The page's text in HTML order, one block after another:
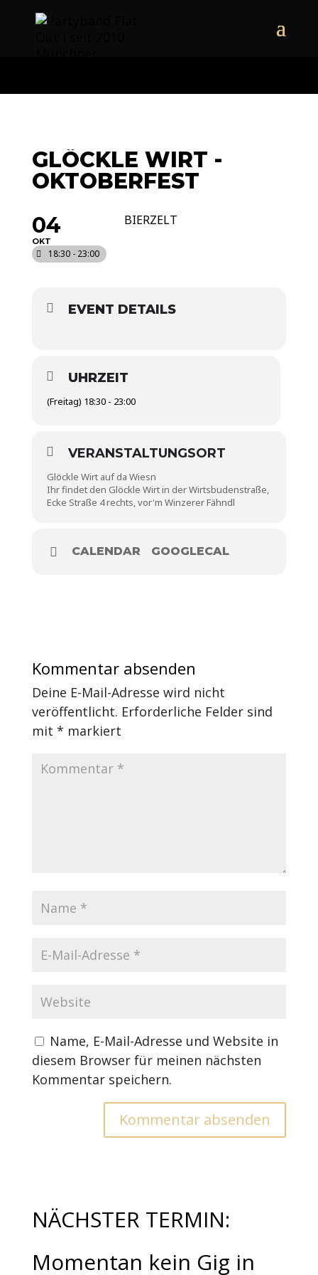
naechstertermin
termine
GLÖCKLE WIRT -
OKTOBERFEST
04
OKT
18:30 - 23:00
BIERZELT
EVENT DETAILS
UHRZEIT
(Freitag) 18:30 - 23:00
VERANSTALTUNGSORT
Glöckle Wirt auf da Wiesn
Ihr findet den Glöckle Wirt in der Wirtsbudenstraße,
Ecke Straße 4 rechts, vor'm Winzerer Fähndl
CALENDAR GOOGLECAL
Kommentar absenden
Deine E-Mail-Adresse wird nicht
veröffentlicht. Erforderliche Felder sind
mit * markiert
Name, E-Mail-Adresse und Website in
diesem Browser für meinen nächsten
Kommentar speichern.
NÄCHSTER TERMIN:
Momentan kein Gig in